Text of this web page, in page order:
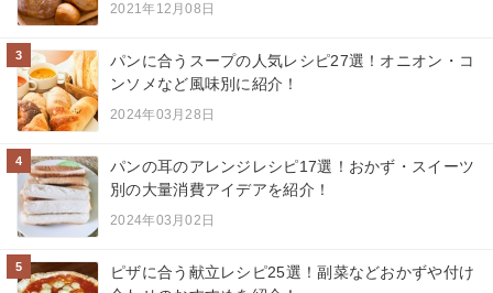
2021年12月08日
3
パンに合うスープの人気レシピ27選！オニオン・コ
ンソメなど風味別に紹介！
2024年03月28日
4
パンの耳のアレンジレシピ17選！おかず・スイーツ
別の大量消費アイデアを紹介！
2024年03月02日
5
ピザに合う献立レシピ25選！副菜などおかずや付け